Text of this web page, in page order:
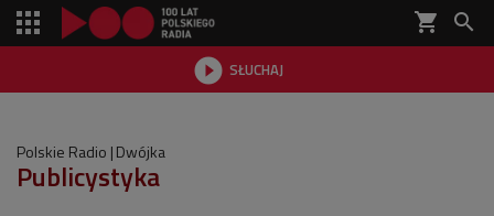
shopping_cart 
 SŁUCHAJ

Polskie Radio Dwójka
Publicystyka